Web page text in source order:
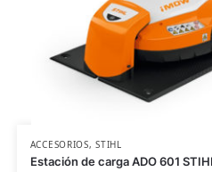
ACCESORIOS,STIHL
Estación de carga ADO 601